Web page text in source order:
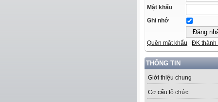
Mật khẩu
Ghi nhớ
Quên mật khẩu ĐK thành
THÔNG TIN
Giới thiệu chung
Cơ cấu tổ chức